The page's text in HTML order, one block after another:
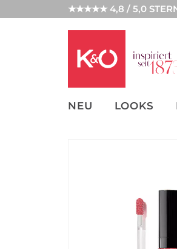
★★★★★ 4,8 / 5,0
NEU LOOKS
UNSERE APP
CLICK &